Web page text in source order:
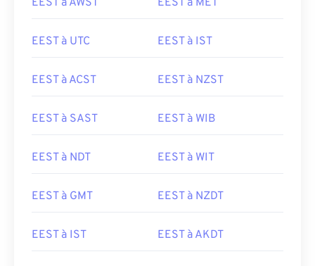
EEST à AWST EEST à MET
EEST à UTC EEST à IST
EEST à ACST EEST à NZST
EEST à SAST EEST à WIB
EEST à NDT EEST à WIT
EEST à GMT EEST à NZDT
EEST à IST EEST à AKDT